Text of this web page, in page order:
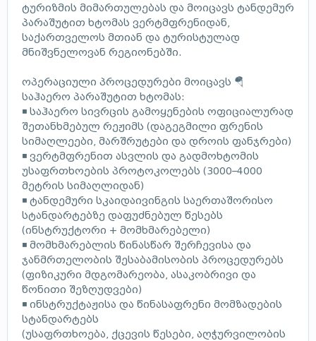
ტურიზმის მიმართულებას და მოიცავს ტანდემურ
პარაშუტით ხტომას ვერტმფრენიდან,
საქართველოს მთიან და ტურისტულად
მნიშვნელოვან რეგიონებში.
ოპერაციული პროცედურები მოიცავს 🪂
საჰაერო პარაშუტით ხტომას:
◾ საჰაერო სივრცის გამოყენების ოფიციალურად
შეთანხმებულ რეჟიმს (დაგეგმილი ფრენის
სიმაღლეები, მარშრუტები და დროის ფანჯრები)
◾ ვერტმფრენით ასვლის და გადმოხტომის
უსაფრთხოების პროტოკოლებს (3000–4000
მეტრის სიმაღლიდან)
◾ ტანდემური სკაიდაივინგის საერთაშორისო
სტანდარტებზე დაფუძნებულ წესებს
(ინსტრუქტორი + მომხმარებელი)
◾ მომხმარებლის წინასწარ შერჩევისა და
ჯანმრთელობის შესაბამისობის პროცედურებს
(ფიზიკური მდგომარეობა, ასაკობრივი და
წონითი შეზღუდვები)
◾ ინსტრუქტაჟისა და წინასაფრენი მომზადების
სტანდარტებს
(უსაფრთხოება, ქცევის წესები, აღჭურვილობის